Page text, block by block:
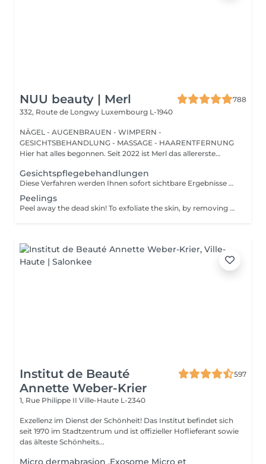
NUU beauty | Merl
788
332, Route de Longwy Luxembourg L-1940
NÄGEL - AUGENBRAUEN - WIMPERN -
GESICHTSBEHANDLUNG - MASSAGE - HAARENTFERNUNG
Hier hat alles begonnen. Seit 2022 ist Merl das allererste
Gesichtspflegebehandlungen
Diese Verfahren werden Ihnen sofort sichtbare Ergebnisse wie glänzende, glatte, weiche und hydratisierte Haut bieten. Carboxytherapie - ist eine Behandlung, bei der eine kleine Menge Kohlendioxidgas unter die Haut injiziert wird. Sie kann zur Behandlung von Dehnungsstreifen, dunklen Augenringen, Cellulite und überschüssigem Fett an bestimmten Körperstellen verwendet werden. Bioplazma GIGI - hilft, den allgemeinen Zustand der Haut zu verbessern, Entzündungen und Schuppenbildung zu entfernen, die Tiefe und Anzahl der Falten zu reduzieren und die Poren zu verengen. New Age GIGI - hilft bei der Regeneration und Verjüngung, reduziert Trockenheit, verbessert die Textur und verleiht der Haut um die Augen Elastizität und Festigkeit. Flesh Schönheit - die Expressbehandlung umfasst eine Feuchtigkeitsmaske, Creme und Gesichtsmassage. Hautentgiftung - bedeutet, so viele Unreinheiten, Toxine, Schadstoffe und abgestorbene Hautzellen wie möglich zu entfernen, um Ihre Poren zu reinigen, Ihre Haut zu behandeln, aufzuhellen, zu hydratisieren und zu beruhigen. Hydratation Aqua Power - die erste Rettung für hypersensible und ausgetrocknete Haut. Zielt darauf ab, die hydrolipidische Barriere der Haut zu stärken. Beinhaltet eine Gesichtsmassage und eine Alginsäuremaske am Ende. Altersbeschränkungen: empfohlen ab 20-25 Jahren. Empfehlungen nach dem Eingriff: es gibt keine Empfehlungen nach diesen Verfahren. Frequenz: 4 Mal, einmal pro Woche.
Peelings
Peel away the dead skin! To exfoliate the skin, by removing dead skin cells and minimising the appearance of open pores. *We have a big amount of peeling to choose from. If you are not sure which one you are looking for - you can book any of them and decide with the beautician in the beauty space which one suits your skin. How is peeling done: - skin is cleaned with special cleanser - peeling solution is applied and leaved on skin for 15 minutes - peeling solution is removed - face cream is applied Age restrictions: recommended to do from 18 years. Post procedure recommendations: do not visit sauna, do not sunbathe for 24 hours after the procedure. Frequency: once in 7-21 days depending on peeling solution, 5 times.
Institut de Beauté
Annette Weber-Krier
597
1, Rue Philippe II Ville-Haute L-2340
Exzellenz im Dienst der Schönheit! Das Institut befindet sich
seit 1970 im Stadtzentrum und ist offizieller Hoflieferant sowie
das älteste Schönheits...
Micro dermabrasion ,Exosome Micro et